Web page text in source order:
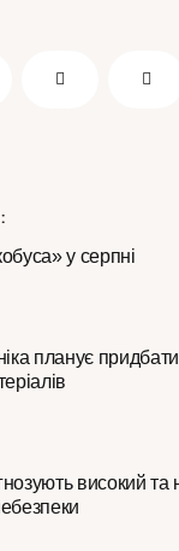
у серпні
планує
високий та